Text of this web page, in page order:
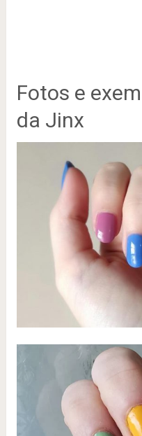
Fotos e
da Jinx